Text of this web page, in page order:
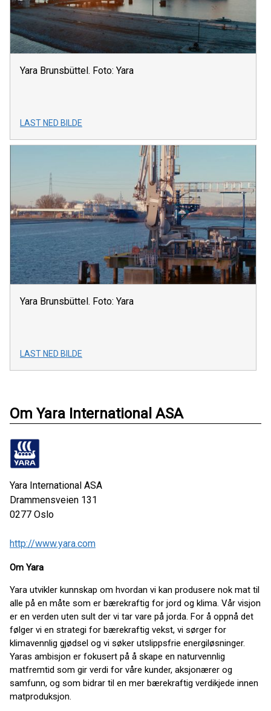
Yara Brunsbüttel. Foto: Yara
LAST NED BILDE
Yara Brunsbüttel. Foto: Yara
LAST NED BILDE
Om Yara International ASA
Yara International ASA
Drammensveien 131
0277 Oslo
http://www.yara.com
Om Yara
Yara utvikler kunnskap om hvordan vi kan produsere nok mat til
alle på en måte som er bærekraftig for jord og klima. Vår visjon
er en verden uten sult der vi tar vare på jorda. For å oppnå det
følger vi en strategi for bærekraftig vekst, vi sørger for
klimavennlig gjødsel og vi søker utslippsfrie energiløsninger.
Yaras ambisjon er fokusert på å skape en naturvennlig
matfremtid som gir verdi for våre kunder, aksjonærer og
samfunn, og som bidrar til en mer bærekraftig verdikjede innen
matproduksjon.